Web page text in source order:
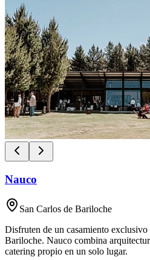
Nauco
San Carlos de Bariloche
Disfruten de un casamiento exclusivo
Bariloche. Nauco combina
catering propio en un solo lugar.